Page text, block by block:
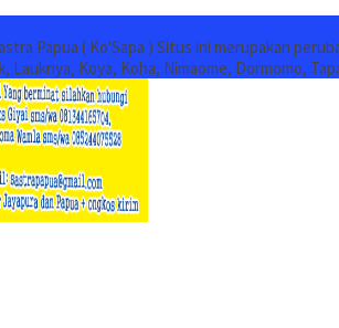
Papua ( Ko'Sapa ) Situs ini merupakan
Lauknya, Koya, Koha, Nimaome, Dormomo,